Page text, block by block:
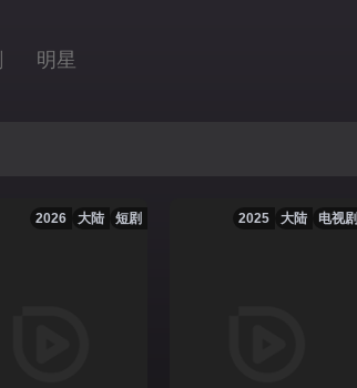
明星
短剧
大陆
2026 电视剧
大陆
2025